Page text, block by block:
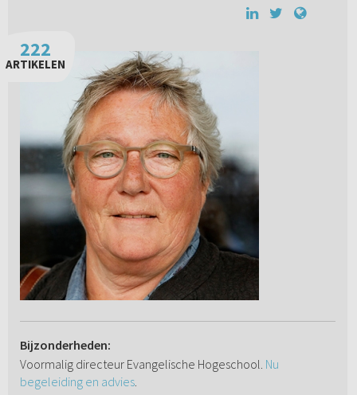
222
ARTIKELEN
Bijzonderheden:
Voormalig directeur Evangelische Hogeschool. Nu
begeleiding en advies.